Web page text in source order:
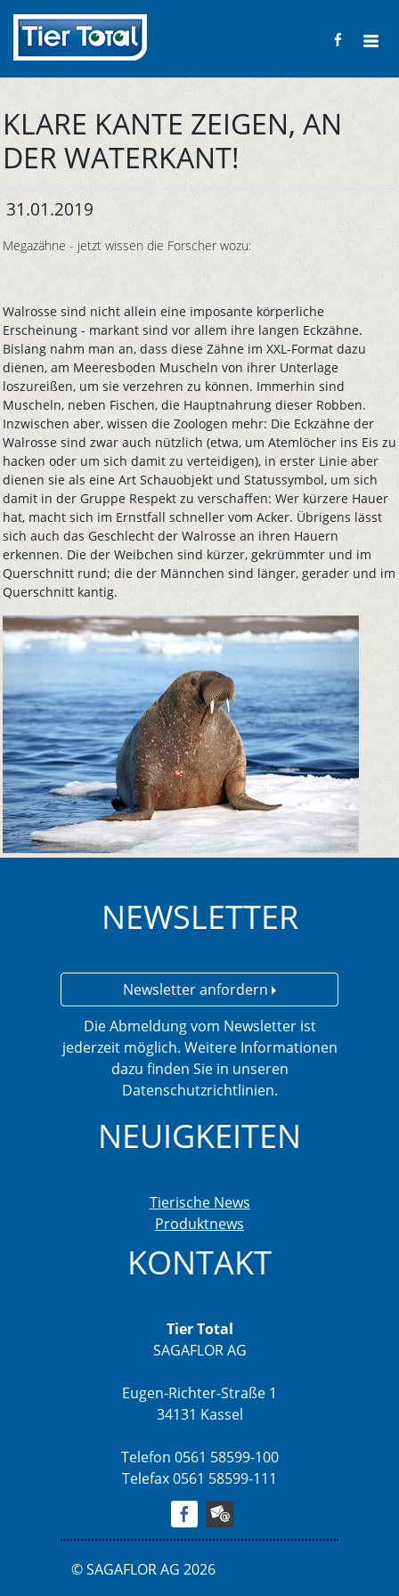
KLARE KANTE ZEIGEN, AN
DER WATERKANT!
31.01.2019
Megazähne - jetzt wissen die Forscher wozu:
Walrosse sind nicht allein eine imposante körperliche
Erscheinung - markant sind vor allem ihre langen Eckzähne.
Bislang nahm man an, dass diese Zähne im XXL-Format dazu
dienen, am Meeresboden Muscheln von ihrer Unterlage
loszureißen, um sie verzehren zu können. Immerhin sind
Muscheln, neben Fischen, die Hauptnahrung dieser Robben.
Inzwischen aber, wissen die Zoologen mehr: Die Eckzähne der
Walrosse sind zwar auch nützlich (etwa, um Atemlöcher ins Eis zu
hacken oder um sich damit zu verteidigen), in erster Linie aber
dienen sie als eine Art Schauobjekt und Statussymbol, um sich
damit in der Gruppe Respekt zu verschaffen: Wer kürzere Hauer
hat, macht sich im Ernstfall schneller vom Acker. Übrigens lässt
sich auch das Geschlecht der Walrosse an ihren Hauern
erkennen. Die der Weibchen sind kürzer, gekrümmter und im
Querschnitt rund; die der Männchen sind länger, gerader und im
Querschnitt kantig.
NEWSLETTER
Newsletter anfordern
Die Abmeldung vom Newsletter ist
jederzeit möglich. Weitere Informationen
dazu finden Sie in unseren
Datenschutzrichtlinien.
NEUIGKEITEN
Tierische News
Produktnews
KONTAKT
Tier Total
SAGAFLOR AG
Eugen-Richter-Straße 1
34131 Kassel
Telefon 0561 58599-100
Telefax 0561 58599-111
© SAGAFLOR AG 2026